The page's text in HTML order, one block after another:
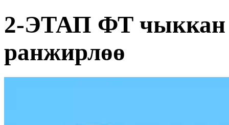
2-ЭТАП ФТ чыккан
ранжирлөө